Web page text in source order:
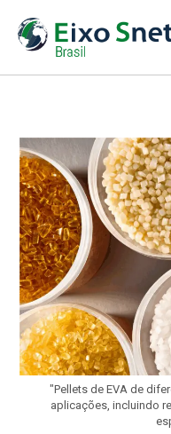
"Pellets de EVA de
aplicações, incluindo